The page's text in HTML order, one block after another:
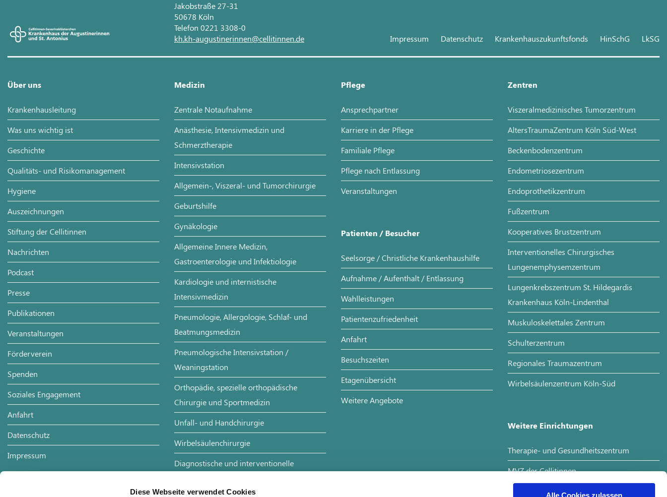
Diese Webseite verwendet Cookies Alle Cookies zulassen
Jakobstraße 27-31
50678 Köln
Telefon 0221 3308-0
kh.kh-augustinerinnen@cellitinnen.de
Impressum Datenschutz Krankenhauszukunftsfonds HinSchG LkSG
Über uns
Krankenhausleitung
Was uns wichtig ist
Geschichte
Qualitäts- und Risikomanagement
Hygiene
Auszeichnungen
Stiftung der Cellitinnen
Nachrichten
Podcast
Presse
Publikationen
Veranstaltungen
Förderverein
Spenden
Soziales Engagement
Anfahrt
Datenschutz
Impressum
Medizin
Zentrale Notaufnahme
Anästhesie, Intensivmedizin und
Schmerztherapie
Intensivstation
Allgemein-, Viszeral- und Tumorchirurgie
Geburtshilfe
Gynäkologie
Allgemeine Innere Medizin,
Gastroenterologie und Infektiologie
Kardiologie und internistische
Intensivmedizin
Pneumologie, Allergologie, Schlaf- und
Beatmungsmedizin
Pneumologische Intensivstation /
Weaningstation
Orthopädie, spezielle orthopädische
Chirurgie und Sportmedizin
Unfall- und Handchirurgie
Wirbelsäulenchirurgie
Diagnostische und interventionelle
Pflege
Ansprechpartner
Karriere in der Pflege
Familiale Pflege
Pflege nach Entlassung
Veranstaltungen
Patienten / Besucher
Seelsorge / Christliche Krankenhaushilfe
Aufnahme / Aufenthalt / Entlassung
Wahlleistungen
Patientenzufriedenheit
Anfahrt
Besuchszeiten
Etagenübersicht
Weitere Angebote
Zentren
Viszeralmedizinisches Tumorzentrum
AltersTraumaZentrum Köln Süd-West
Beckenbodenzentrum
Endometriosezentrum
Endoprothetikzentrum
Fußzentrum
Kooperatives Brustzentrum
Interventionelles Chirurgisches
Lungenemphysemzentrum
Lungenkrebszentrum St. Hildegardis
Krankenhaus Köln-Lindenthal
Muskuloskelettales Zentrum
Schulterzentrum
Regionales Traumazentrum
Wirbelsäulenzentrum Köln-Süd
Weitere Einrichtungen
Therapie- und Gesundheitszentrum
MVZ der Cellitinnen
Interdisziplinäres Tumorboard